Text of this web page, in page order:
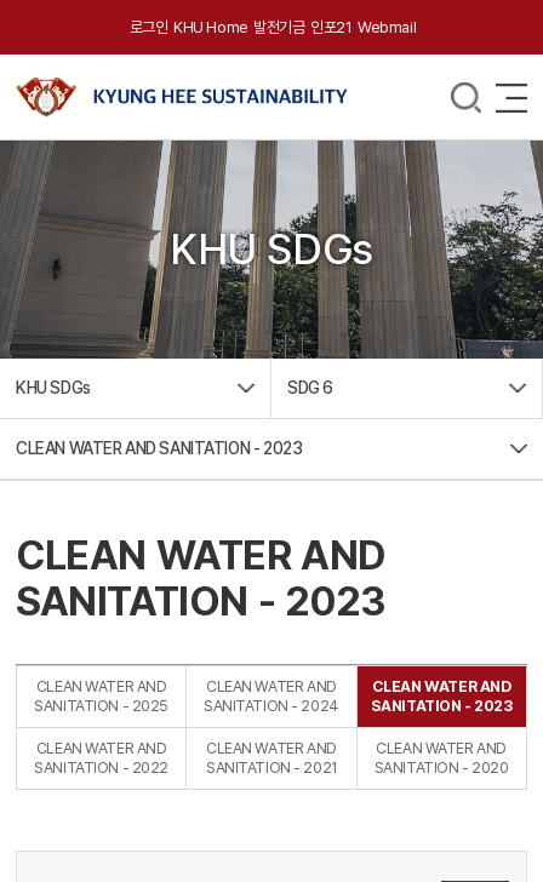
로그인 KHU Home 발전기금 인포21 Webmail
KHU SDGs
KHU SDGs SDG 6
CLEAN WATER AND SANITATION - 2023
CLEAN WATER AND
SANITATION - 2023
CLEAN WATER AND
SANITATION - 2025
CLEAN WATER AND
SANITATION - 2024
CLEAN WATER AND
SANITATION - 2023
CLEAN WATER AND
SANITATION - 2022
CLEAN WATER AND
SANITATION - 2021
CLEAN WATER AND
SANITATION - 2020